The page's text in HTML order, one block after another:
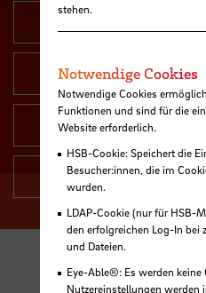
Digitale
Dynamics, Tension
stehen.
Notwendige Cookies
Notwendige Cookies
Funktionen und sind für die
Website erforderlich.
HSB-Cookie: Speichert die
Besucher:innen, die im
wurden.
LDAP-Cookie (nur für HSB-
den erfolgreichen Log-In bei
und Dateien.
Eye-Able®: Es werden keine
Nutzereinstellungen werden